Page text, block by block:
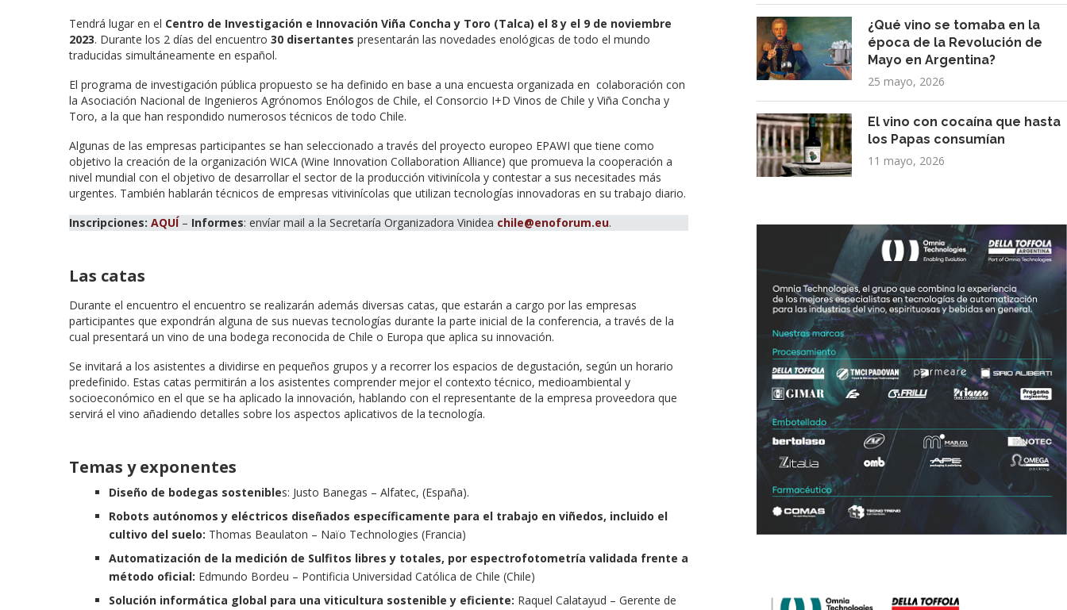
Tendrá lugar en el Centro de Investigación e Innovación Viña Concha y Toro (Talca) el 8 y el 9 de noviembre
2023. Durante los 2 días del encuentro 30 disertantes presentarán las novedades enológicas de todo el mundo
traducidas simultáneamente en español.
El programa de investigación pública propuesto se ha definido en base a una encuesta organizada en colaboración con
la Asociación Nacional de Ingenieros Agrónomos Enólogos de Chile, el Consorcio I+D Vinos de Chile y Viña Concha y
Toro, a la que han respondido numerosos técnicos de todo Chile.
Algunas de las empresas participantes se han seleccionado a través del proyecto europeo EPAWI que tiene como
objetivo la creación de la organización WICA (Wine Innovation Collaboration Alliance) que promueva la cooperación a
nivel mundial con el objetivo de desarrollar el sector de la producción vitivinícola y contestar a sus necesitades más
urgentes. También hablarán técnicos de empresas vitivinícolas que utilizan tecnologías innovadoras en su trabajo diario.
Inscripciones: AQUÍ– Informes: envíar mail a la Secretaría Organizadora Vinidea chile@enoforum.eu.
Las catas
Durante el encuentro el encuentro se realizarán además diversas catas, que estarán a cargo por las empresas
participantes que expondrán alguna de sus nuevas tecnologías durante la parte inicial de la conferencia, a través de la
cual presentará un vino de una bodega reconocida de Chile o Europa que aplica su innovación.
Se invitará a los asistentes a dividirse en pequeños grupos y a recorrer los espacios de degustación, según un horario
predefinido. Estas catas permitirán a los asistentes comprender mejor el contexto técnico, medioambiental y
socioeconómico en el que se ha aplicado la innovación, hablando con el representante de la empresa proveedora que
servirá el vino añadiendo detalles sobre los aspectos aplicativos de la tecnología.
Temas y exponentes
Diseño de bodegas sostenibles: Justo Banegas – Alfatec, (España).
Robots autónomos y eléctricos diseñados específicamente para el trabajo en viñedos, incluido el
cultivo del suelo: Thomas Beaulaton – Naïo Technologies (Francia)
Automatización de la medición de Sulfitos libres y totales, por espectrofotometría validada frente a
método oficial: Edmundo Bordeu – Pontificia Universidad Católica de Chile (Chile)
Solución informática global para una viticultura sostenible y eficiente: Raquel Calatayud – Gerente de
¿Qué vino se tomaba en la
época de la Revolución de
Mayo en Argentina?
25 mayo, 2026
El vino con cocaína que hasta
los Papas consumían
11 mayo, 2026